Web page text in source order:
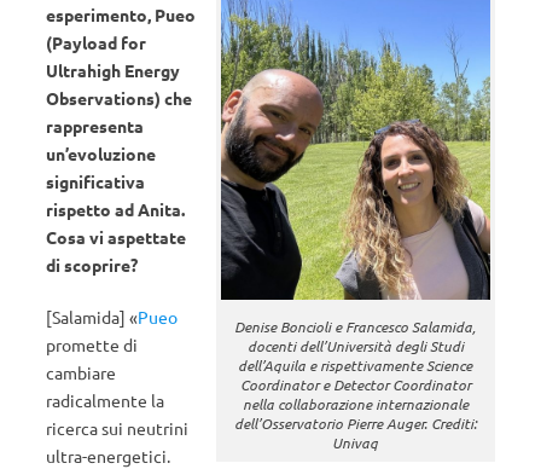
Denise Boncioli e Francesco Salamida,
docenti dell’Università degli Studi
dell’Aquila e rispettivamente Science
Coordinator e Detector Coordinator
nella collaborazione internazionale
dell’Osservatorio Pierre Auger. Crediti:
Univaq
esperimento, Pueo
(Payload for
Ultrahigh Energy
Observations) che
rappresenta
un’evoluzione
significativa
rispetto ad Anita.
Cosa vi aspettate
di scoprire?
[Salamida] «Pueo
promette di
cambiare
radicalmente la
ricerca sui neutrini
ultra-energetici.